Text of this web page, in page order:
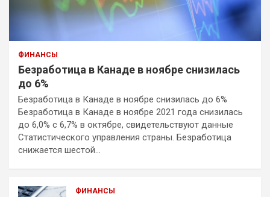
ФИНАНСЫ
Безработица в Канаде в ноябре снизилась
до 6%
Безработица в Канаде в ноябре снизилась до 6%
Безработица в Канаде в ноябре 2021 года снизилась
до 6,0% с 6,7% в октябре, свидетельствуют данные
Статистического управления страны. Безработица
снижается шестой…
ФИНАНСЫ